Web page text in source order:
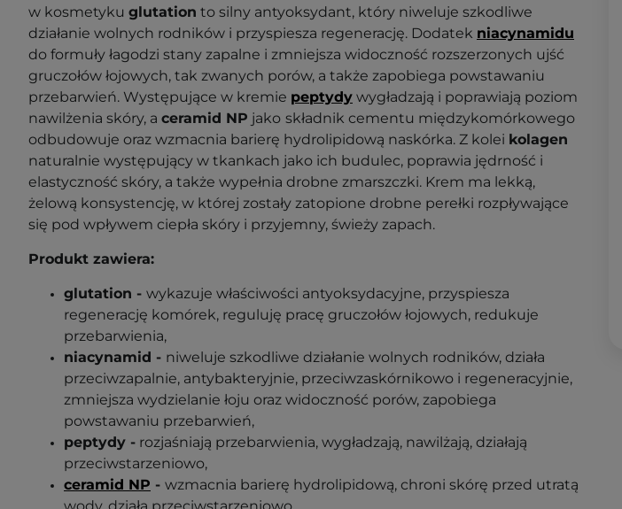
w kosmetyku glutation to silny antyoksydant, który niweluje szkodliwe
działanie wolnych rodników i przyspiesza regenerację. Dodatek niacynamidu
do formuły łagodzi stany zapalne i zmniejsza widoczność rozszerzonych ujść
gruczołów łojowych, tak zwanych porów, a także zapobiega powstawaniu
przebarwień. Występujące w kremie peptydy wygładzają i poprawiają poziom
nawilżenia skóry, a ceramid NP jako składnik cementu międzykomórkowego
odbudowuje oraz wzmacnia barierę hydrolipidową naskórka. Z kolei kolagen
naturalnie występujący w tkankach jako ich budulec, poprawia jędrność i
elastyczność skóry, a także wypełnia drobne zmarszczki. Krem ma lekką,
żelową konsystencję, w której zostały zatopione drobne perełki rozpływające
się pod wpływem ciepła skóry i przyjemny, świeży zapach.
Produkt zawiera:
glutation - wykazuje właściwości antyoksydacyjne, przyspiesza
regenerację komórek, reguluję pracę gruczołów łojowych, redukuje
przebarwienia,
niacynamid - niweluje szkodliwe działanie wolnych rodników, działa
przeciwzapalnie, antybakteryjnie, przeciwzaskórnikowo i regeneracyjnie,
zmniejsza wydzielanie łoju oraz widoczność porów, zapobiega
powstawaniu przebarwień,
peptydy - rozjaśniają przebarwienia, wygładzają, nawilżają, działają
przeciwstarzeniowo,
ceramid NP - wzmacnia barierę hydrolipidową, chroni skórę przed utratą
wody, działa przeciwstarzeniowo,